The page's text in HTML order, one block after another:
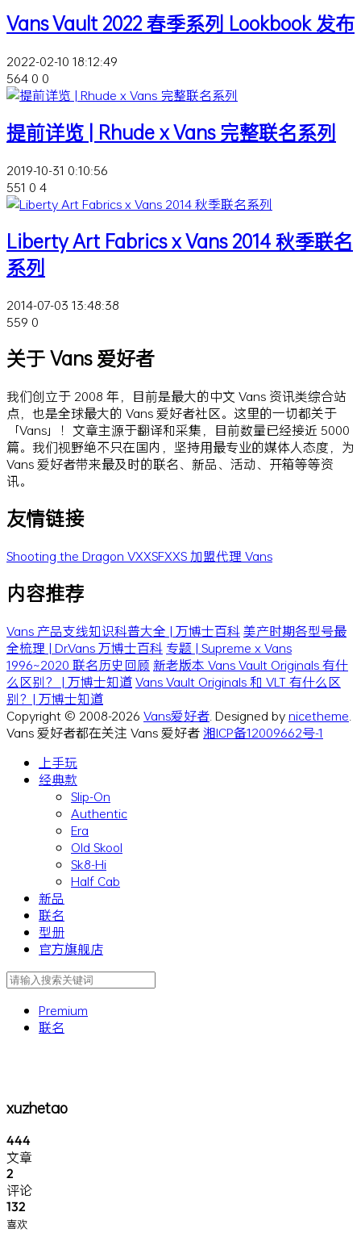
Vans Vault 2022 春季系列 Lookbook 发布
2022-02-10 18:12:49
564 0 0
提前详览 | Rhude x Vans 完整联名系列
2019-10-31 0:10:56
551 0 4
Liberty Art Fabrics x Vans 2014 秋季联名
系列
2014-07-03 13:48:38
559 0
关于 Vans 爱好者
我们创立于 2008 年，目前是最大的中文 Vans 资讯类综合站
点，也是全球最大的 Vans 爱好者社区。这里的一切都关于
「Vans」！文章主源于翻译和采集，目前数量已经接近 5000
篇。我们视野绝不只在国内，坚持用最专业的媒体人态度，为
Vans 爱好者带来最及时的联名、新品、活动、开箱等等资
讯。
友情链接
Shooting the Dragon VXXSFXXS加盟代理 Vans
内容推荐
Vans 产品支线知识科普大全 | 万博士百科美产时期各型号最
全梳理 | Dr.Vans 万博士百科 专题 | Supreme x Vans
1996~2020 联名历史回顾 新老版本 Vans Vault Originals 有什
么区别？ | 万博士知道Vans Vault Originals 和 VLT 有什么区
别？| 万博士知道
Copyright © 2008-2026 Vans爱好者 . Designed bynicetheme
Vans 爱好者都在关注 Vans 爱好者湘ICP备12009662号-1
上手玩
经典款
Slip-On
Authentic
Era
Old Skool
Sk8-Hi
Half Cab
新品
联名
型册
官方旗舰店
Premium
联名
xuzhetao
444
文章
2
评论
132
喜欢